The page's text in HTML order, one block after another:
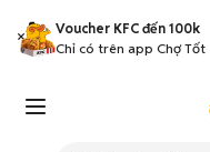
Voucher KFC đến 100k
Chỉ có trên app Chợ Tốt